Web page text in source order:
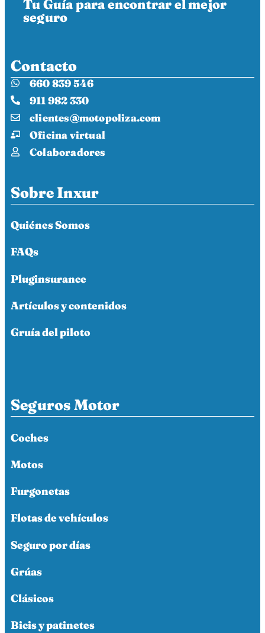
Tu Guía para encontrar el mejor
seguro
Contacto
660 839 546
911 982 330
clientes@motopoliza.com
Oficina virtual
Colaboradores
Sobre Inxur
Quiénes Somos
FAQs
Pluginsurance
Artículos y contenidos
Gruía del piloto
Seguros Motor
Coches
Motos
Furgonetas
Flotas de vehículos
Seguro por días
Grúas
Clásicos
Bicis y patinetes